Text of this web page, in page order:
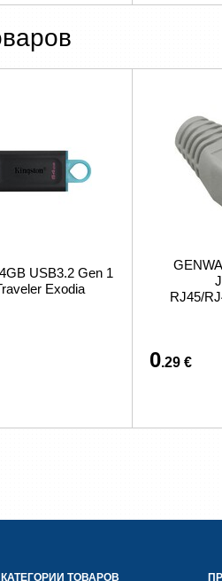
USB3.2 Gen 1
Exodia
RJ45/
0.29 €
КАТЕГОРИИ ТОВАРОВ